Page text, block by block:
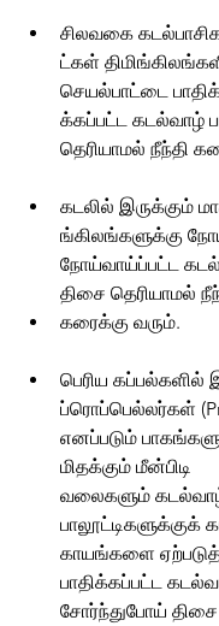
சிலவகை
ட்கள்
செயல்பாட்டை
க்கப்பட்ட கடல்வாழ்
தெரியாமல் நீந்தி
கடலில் இருக்கும்
ங்கிலங்களுக்கு
நோய்வாய்ப்பட்ட
திசை தெரியாமல்
கரைக்கு வரும்.
பெரிய கப்பல்களில்
ப்ரொப்பெல்லர்கள்
எனப்படும்
மிதக்கும் மீன்பிடி
வலைகளும்
பாலூட்டிகளுக்குக்
காயங்களை
பாதிக்கப்பட்ட
சோர்ந்துபோய் திசை